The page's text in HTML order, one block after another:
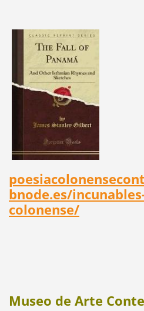
bnode.es/
colonense/
Museo de Arte